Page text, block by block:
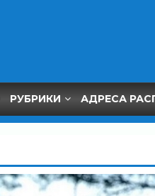
РУБРИКИ АДРЕСА